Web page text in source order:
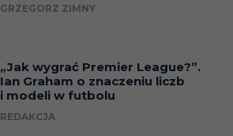
GRZEGORZ ZIMNY
„Jak wygrać Premier League?”.
Ian Graham o znaczeniu liczb
i modeli w futbolu
REDAKCJA